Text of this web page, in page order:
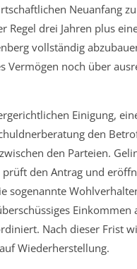
Neuanfang
drei Jahren plus
vollständig
Vermögen noch über
Einigung,
den
den Parteien.
den Antrag und
sogenannte
Nach dieser Frist
Wiederherstellung.